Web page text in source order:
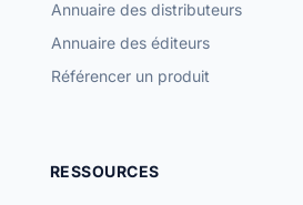
Annuaire des distributeurs
Annuaire des éditeurs
Référencer un produit
RESSOURCES